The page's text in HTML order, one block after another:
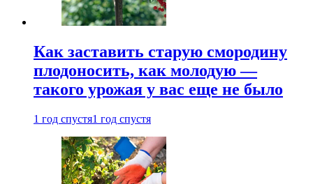
Как заставить старую смородину
плодоносить, как молодую —
такого урожая у вас еще не было
1 год спустя1 год спустя